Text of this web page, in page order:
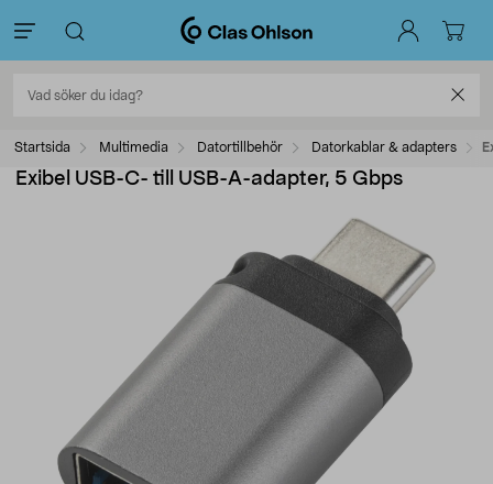
Startsida Multimedia Datortillbehör Datorkablar & adapters
Exibel USB-C- till USB-A-adapter, 5 Gbps